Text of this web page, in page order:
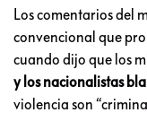
Los comentarios del
convencional que
cuando dijo que los
y los nacionalistas
violencia son